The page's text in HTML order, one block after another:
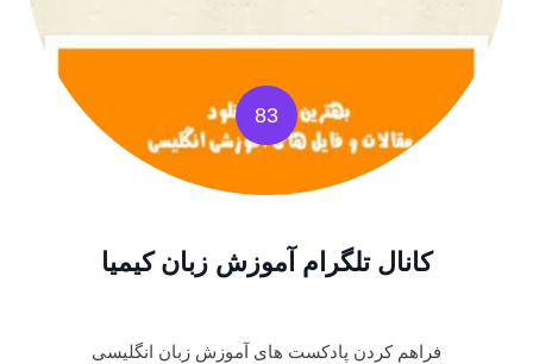
83
کانال تلگرام آموزش زبان کیمیا
فراهم کردن پادکست های آموزش زبان انگلیسی